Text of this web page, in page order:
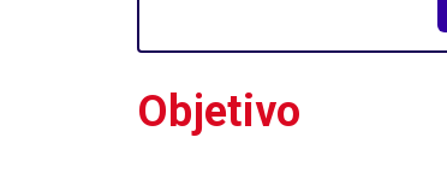
Objetivo